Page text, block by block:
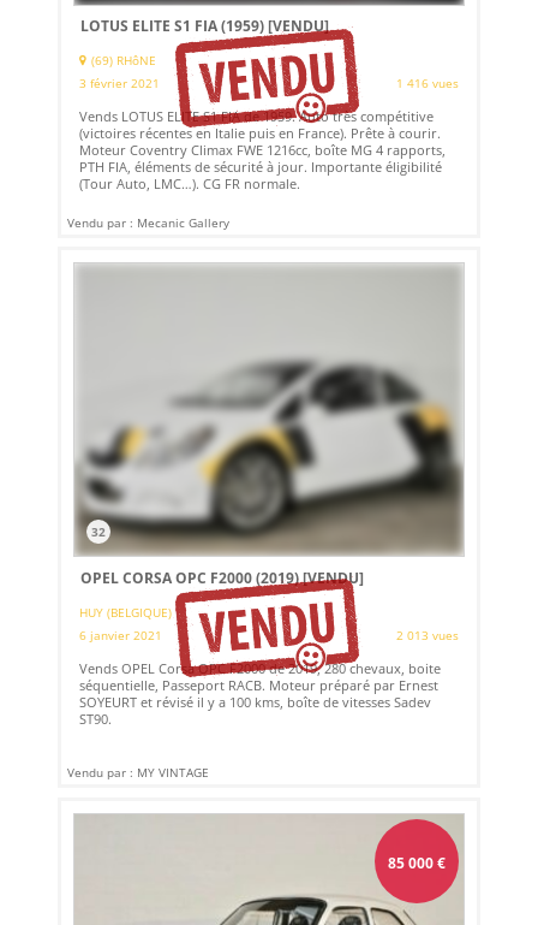
LOTUS ELITE S1 FIA (1959)[VENDU]
(69) RHôNE
3 février 2021
1 416 vues
Vends LOTUS ELITE S1 FIA de 1959. Auto très compétitive
(victoires récentes en Italie puis en France). Prête à courir.
Moteur Coventry Climax FWE 1216cc, boîte MG 4 rapports,
PTH FIA, éléments de sécurité à jour. Importante éligibilité
(Tour Auto, LMC…). CG FR normale.
Vendu par : Mecanic Gallery
32
OPEL CORSA OPC F2000 (2019)[VENDU]
HUY (BELGIQUE)
6 janvier 2021
2 013 vues
Vends OPEL Corsa OPC F2000 de 2019, 280 chevaux, boite
séquentielle, Passeport RACB. Moteur préparé par Ernest
SOYEURT et révisé il y a 100 kms, boîte de vitesses Sadev
ST90.
Vendu par : MY VINTAGE
85 000€